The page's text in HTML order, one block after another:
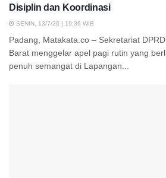
Disiplin dan Koordinasi
SENIN, 13/7/26 | 19:36 WIB
Padang, Matakata.co – Sekretariat
Barat menggelar apel pagi rutin yang
penuh semangat di Lapangan...